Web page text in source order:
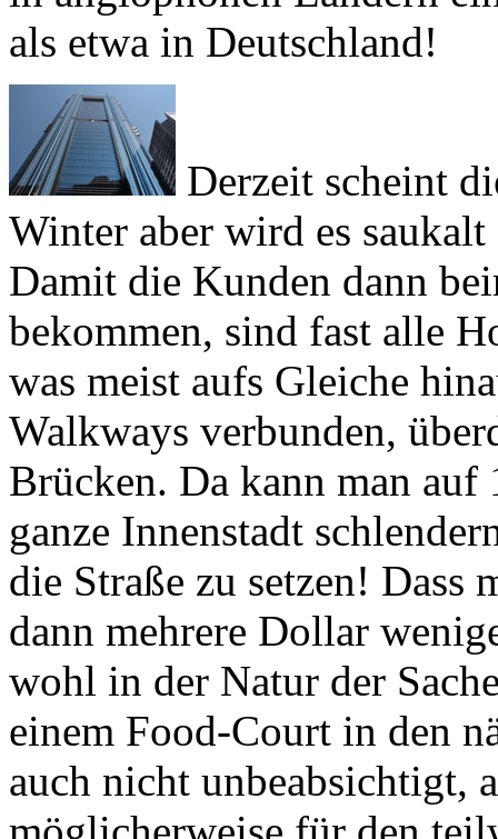
Winter aber wird es
Damit die Kunden dann
bekommen, sind fast alle
was meist aufs Gleiche
Walkways verbunden,
Brücken. Da kann man
ganze Innenstadt
die Straße zu setzen! Dass
dann mehrere Dollar
wohl in der Natur der
einem Food-Court in den
auch nicht unbeabsichtigt,
möglicherweise für den
mancher Calgarianer